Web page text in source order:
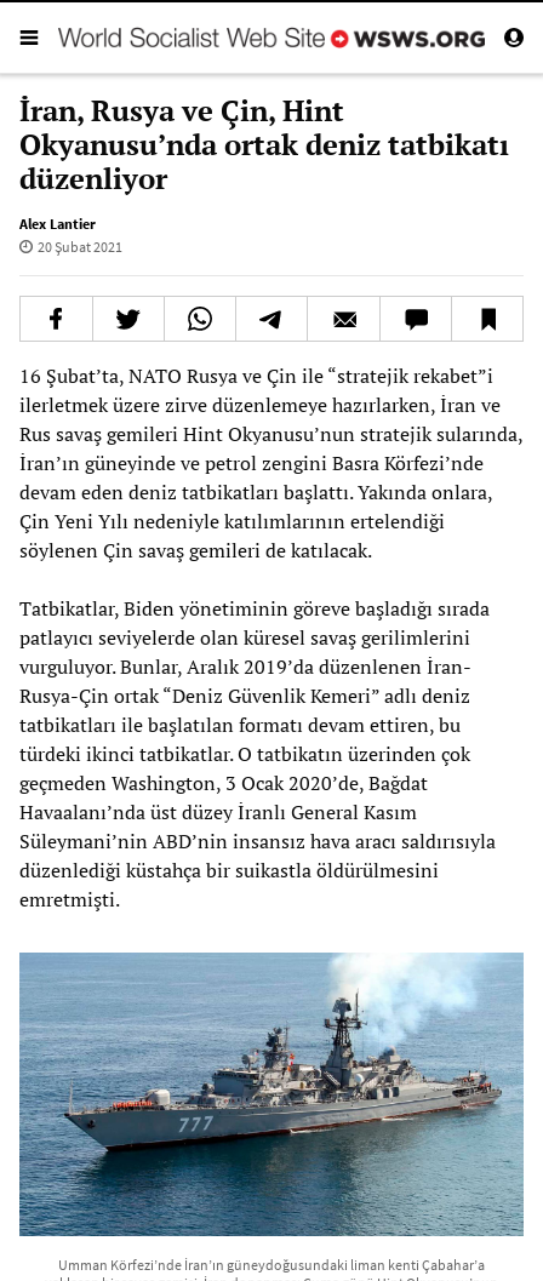
İran, Rusya ve Çin, Hint
Okyanusu’nda ortak deniz tatbikatı
düzenliyor
Alex Lantier
20 Şubat 2021
16 Şubat’ta, NATO Rusya ve Çin ile “stratejik rekabet”i
ilerletmek üzere zirve düzenlemeye hazırlarken, İran ve
Rus savaş gemileri Hint Okyanusu’nun stratejik sularında,
İran’ın güneyinde ve petrol zengini Basra Körfezi’nde
devam eden deniz tatbikatları başlattı. Yakında onlara,
Çin Yeni Yılı nedeniyle katılımlarının ertelendiği
söylenen Çin savaş gemileri de katılacak.
Tatbikatlar, Biden yönetiminin göreve başladığı sırada
patlayıcı seviyelerde olan küresel savaş gerilimlerini
vurguluyor. Bunlar, Aralık 2019’da düzenlenen İran-
Rusya-Çin ortak “Deniz Güvenlik Kemeri” adlı deniz
tatbikatları ile başlatılan formatı devam ettiren, bu
türdeki ikinci tatbikatlar. O tatbikatın üzerinden çok
geçmeden Washington, 3 Ocak 2020’de, Bağdat
Havaalanı’nda üst düzey İranlı General Kasım
Süleymani’nin ABD’nin insansız hava aracı saldırısıyla
düzenlediği küstahça bir suikastla öldürülmesini
emretmişti.
Umman Körfezi’nde İran’ın güneydoğusundaki liman kenti Çabahar’a